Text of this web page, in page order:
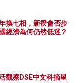
換七相，新揆會否步
經濟為何仍然低迷？
觀察DSE中文科摘星